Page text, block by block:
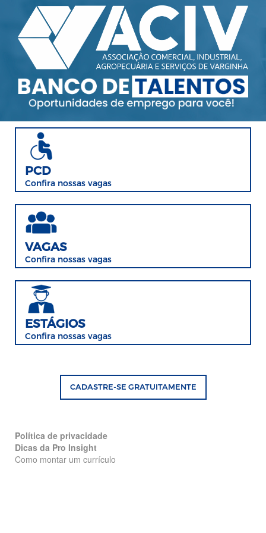
PCD
Confira nossas vagas
VAGAS
Confira nossas vagas
ESTÁGIOS
Confira nossas vagas
CADASTRE-SE GRATUITAMENTE
Política de privacidade
Dicas da Pro Insight
Como montar um currículo